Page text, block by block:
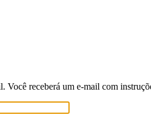
receberá um e-mail com